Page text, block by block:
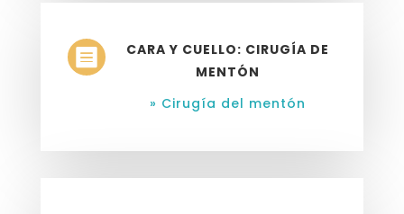

CARA Y CUELLO: CIRUGÍA DE
MENTÓN
» Cirugía del mentón